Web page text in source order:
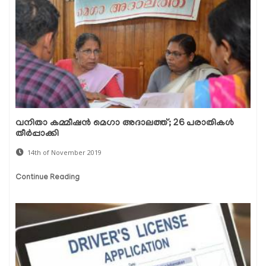
വനിതാ കമ്മീഷന്‍ മെഗാ അദാലത്ത്; 26 പരാതികള്‍
തീര്‍പ്പാക്കി
14th of November 2019
Continue Reading